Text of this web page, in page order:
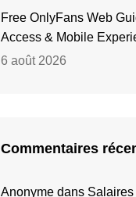
Free OnlyFans Web
Access & Mobile
6 août 2026
Commentaires
Anonyme dans